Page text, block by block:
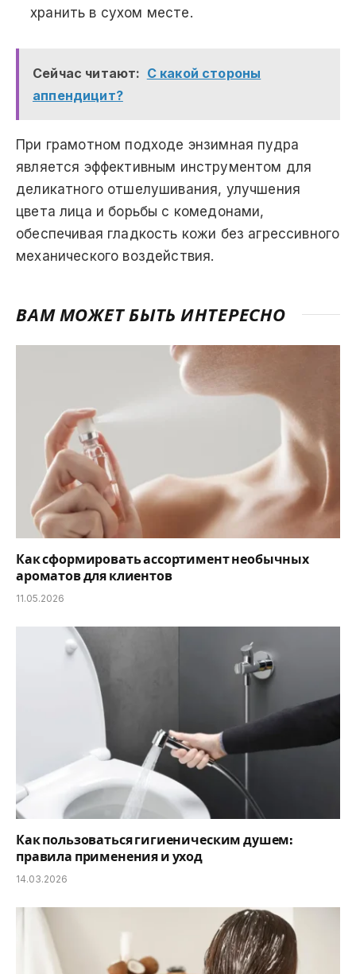
хранить в сухом месте.
Сейчас читают: С какой стороны
аппендицит?
При грамотном подходе энзимная пудра
является эффективным инструментом для
деликатного отшелушивания, улучшения
цвета лица и борьбы с комедонами,
обеспечивая гладкость кожи без агрессивного
механического воздействия.
ВАМ МОЖЕТ БЫТЬ ИНТЕРЕСНО
Как сформировать ассортимент необычных
ароматов для клиентов
11.05.2026
Как пользоваться гигиеническим душем:
правила применения и уход
14.03.2026